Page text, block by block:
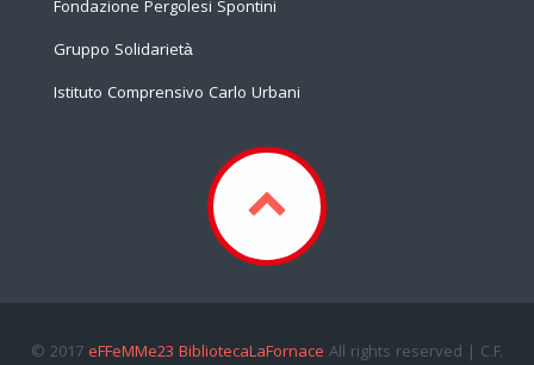
Fondazione Pergolesi Spontini
Gruppo Solidarietà
Istituto Comprensivo Carlo Urbani
© 2017 eFFeMMe23 BibliotecaLaFornace All rights reserved | C.F.